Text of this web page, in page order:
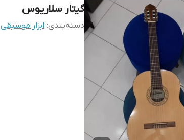
گیتار سلاریوس
دسته‌بندی: ابزار موسیقی